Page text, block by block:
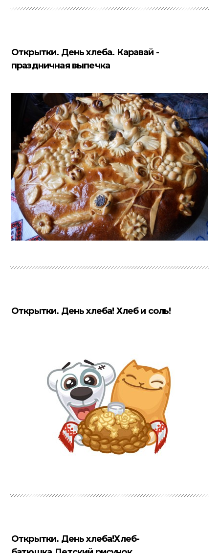
Открытки. День хлеба. Каравай -
праздничная выпечка
Открытки. День хлеба! Хлеб и соль!
Открытки. День хлеба!Хлеб-